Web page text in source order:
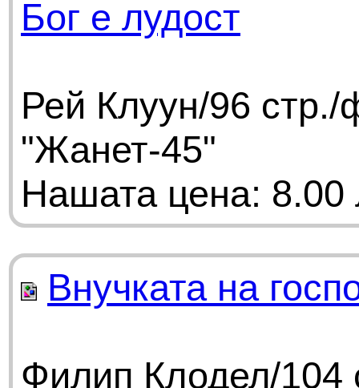
Бог е лудост
Рей Клуун/96
"Жанет-45"
Нашата цена: 8.00
Внучката на
Филип Клодел/